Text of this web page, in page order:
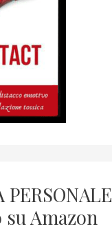
PERSONALE
Amazon